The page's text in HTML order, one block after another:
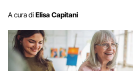
A cura di Elisa Capitani